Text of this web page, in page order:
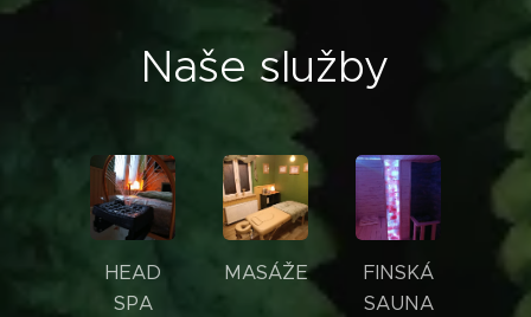
Naše služby
HEAD
SPA
MASÁŽE
FINSKÁ
SAUNA